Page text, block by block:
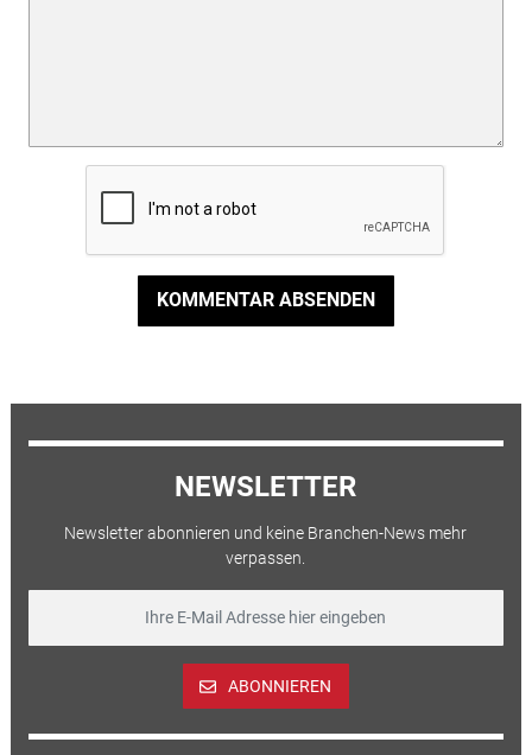
KOMMENTAR ABSENDEN
NEWSLETTER
Newsletter abonnieren und keine Branchen-News mehr
verpassen.
ABONNIEREN